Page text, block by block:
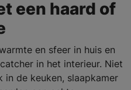
een haard of
en sfeer in huis en
in het interieur. Niet
in de keuken, slaapkamer